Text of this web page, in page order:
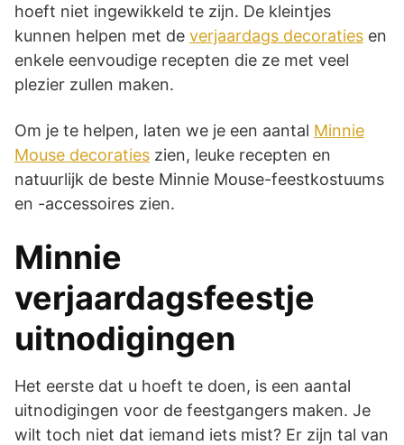
hoeft niet ingewikkeld te zijn. De kleintjes
kunnen helpen met de verjaardags decoraties en
enkele eenvoudige recepten die ze met veel
plezier zullen maken.
Om je te helpen, laten we je een aantal Minnie
Mouse decoraties zien, leuke recepten en
natuurlijk de beste Minnie Mouse-feestkostuums
en -accessoires zien.
Minnie
verjaardagsfeestje
uitnodigingen
Het eerste dat u hoeft te doen, is een aantal
uitnodigingen voor de feestgangers maken. Je
wilt toch niet dat iemand iets mist? Er zijn tal van